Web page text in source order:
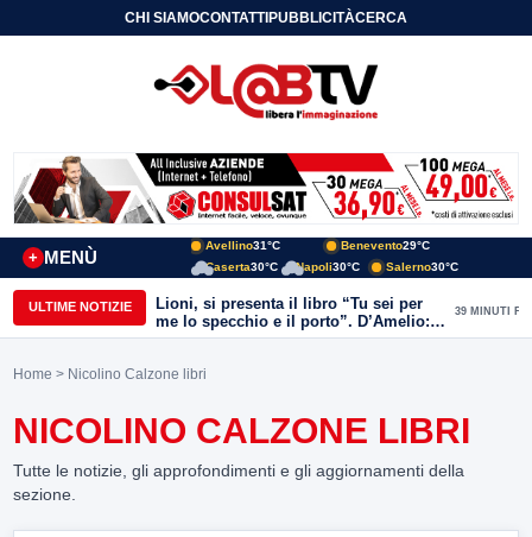
CHI SIAMOCONTATTIPUBBLICITÀCERCA
MENÙ
+
Avellino31°C Benevento29°C
Caserta30°C Napoli30°C Salerno30°C
ULTIME NOTIZIE
Lioni, si presenta il libro “Tu sei per
me lo specchio e il porto”. D’Amelio:
“Gettiamo un seme d’impegno futuro
39 MINUTI FA
Home > Nicolino Calzone libri
NICOLINO CALZONE LIBRI
Tutte le notizie, gli approfondimenti e gli aggiornamenti della
sezione.